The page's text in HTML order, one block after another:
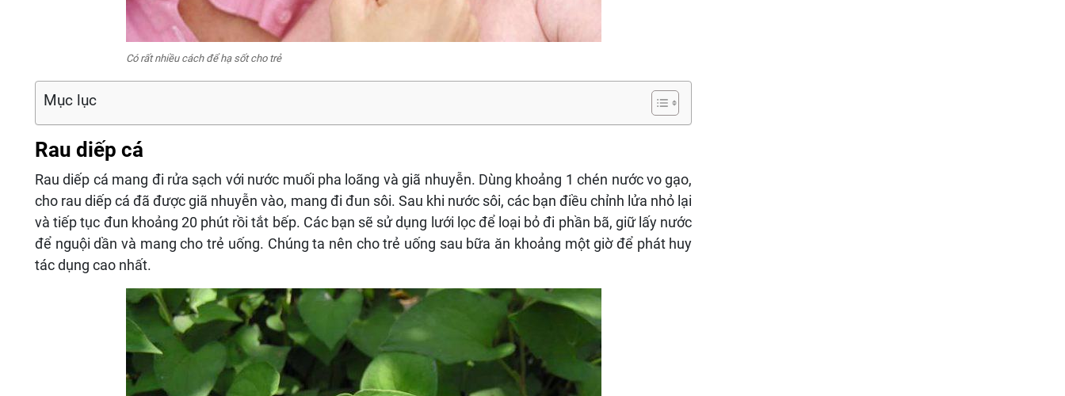
Có rất nhiều cách để hạ sốt cho trẻ
Mục lục
Rau diếp cá
Rau diếp cá mang đi rửa sạch với nước muối pha loãng và giã nhuyễn. Dùng khoảng 1 chén nước vo gạo,
cho rau diếp cá đã được giã nhuyễn vào, mang đi đun sôi. Sau khi nước sôi, các bạn điều chỉnh lửa nhỏ lại
và tiếp tục đun khoảng 20 phút rồi tắt bếp. Các bạn sẽ sử dụng lưới lọc để loại bỏ đi phần bã, giữ lấy nước
để nguội dần và mang cho trẻ uống. Chúng ta nên cho trẻ uống sau bữa ăn khoảng một giờ để phát huy
tác dụng cao nhất.